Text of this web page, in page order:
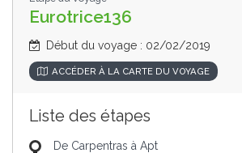
Eurotrice136
Début du voyage : 02/02/2019
ACCÉDER À LA CARTE DU VOYAGE
Liste des étapes
De Carpentras à Apt